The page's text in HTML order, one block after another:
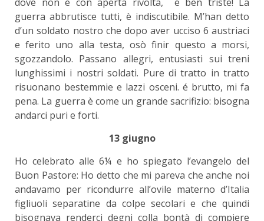
guerra abbrutisce tutti, è indiscutibile. M’han detto
d’un soldato nostro che dopo aver ucciso 6 austriaci
e ferito uno alla testa, osò finir questo a morsi,
sgozzandolo. Passano allegri, entusiasti sui treni
lunghissimi i nostri soldati. Pure di tratto in tratto
risuonano bestemmie e lazzi osceni. é brutto, mi fa
pena. La guerra è come un grande sacrifizio: bisogna
andarci puri e forti.
13 giugno
Ho celebrato alle 6¼ e ho spiegato l’evangelo del
Buon Pastore: Ho detto che mi pareva che anche noi
andavamo per ricondurre all’ovile materno d’Italia
figliuoli separatine da colpe secolari e che quindi
bisognava renderci degni colla bontà di compiere